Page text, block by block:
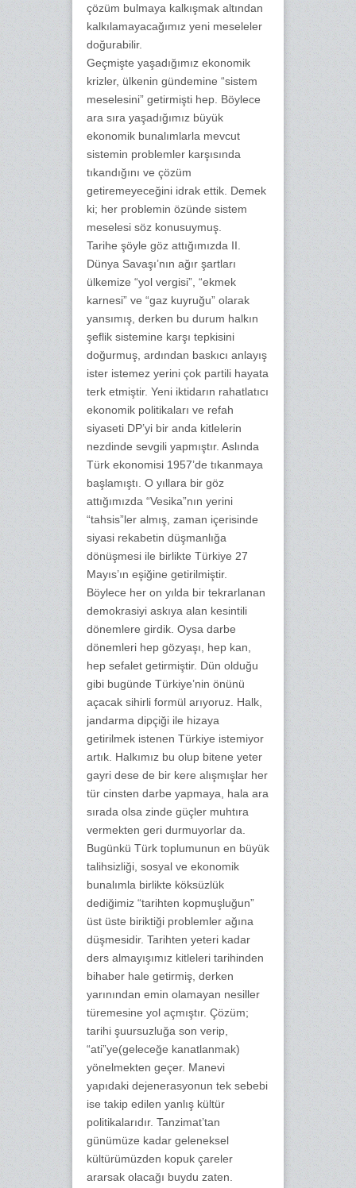
çözüm bulmaya kalkışmak altından
kalkılamayacağımız yeni meseleler
doğurabilir.
Geçmişte yaşadığımız ekonomik
krizler, ülkenin gündemine “sistem
meselesini” getirmişti hep. Böylece
ara sıra yaşadığımız büyük
ekonomik bunalımlarla mevcut
sistemin problemler karşısında
tıkandığını ve çözüm
getiremeyeceğini idrak ettik. Demek
ki; her problemin özünde sistem
meselesi söz konusuymuş.
Tarihe şöyle göz attığımızda II.
Dünya Savaşı’nın ağır şartları
ülkemize “yol vergisi”, “ekmek
karnesi” ve “gaz kuyruğu” olarak
yansımış, derken bu durum halkın
şeflik sistemine karşı tepkisini
doğurmuş, ardından baskıcı anlayış
ister istemez yerini çok partili hayata
terk etmiştir. Yeni iktidarın rahatlatıcı
ekonomik politikaları ve refah
siyaseti DP’yi bir anda kitlelerin
nezdinde sevgili yapmıştır. Aslında
Türk ekonomisi 1957’de tıkanmaya
başlamıştı. O yıllara bir göz
attığımızda “Vesika”nın yerini
“tahsis”ler almış, zaman içerisinde
siyasi rekabetin düşmanlığa
dönüşmesi ile birlikte Türkiye 27
Mayıs’ın eşiğine getirilmiştir.
Böylece her on yılda bir tekrarlanan
demokrasiyi askıya alan kesintili
dönemlere girdik. Oysa darbe
dönemleri hep gözyaşı, hep kan,
hep sefalet getirmiştir. Dün olduğu
gibi bugünde Türkiye’nin önünü
açacak sihirli formül arıyoruz. Halk,
jandarma dipçiği ile hizaya
getirilmek istenen Türkiye istemiyor
artık. Halkımız bu olup bitene yeter
gayri dese de bir kere alışmışlar her
tür cinsten darbe yapmaya, hala ara
sırada olsa zinde güçler muhtıra
vermekten geri durmuyorlar da.
Bugünkü Türk toplumunun en büyük
talihsizliği, sosyal ve ekonomik
bunalımla birlikte köksüzlük
dediğimiz “tarihten kopmuşluğun”
üst üste biriktiği problemler ağına
düşmesidir. Tarihten yeteri kadar
ders almayışımız kitleleri tarihinden
bihaber hale getirmiş, derken
yarınından emin olamayan nesiller
türemesine yol açmıştır. Çözüm;
tarihi şuursuzluğa son verip,
“ati”ye(geleceğe kanatlanmak)
yönelmekten geçer. Manevi
yapıdaki dejenerasyonun tek sebebi
ise takip edilen yanlış kültür
politikalarıdır. Tanzimat’tan
günümüze kadar geleneksel
kültürümüzden kopuk çareler
ararsak olacağı buydu zaten.